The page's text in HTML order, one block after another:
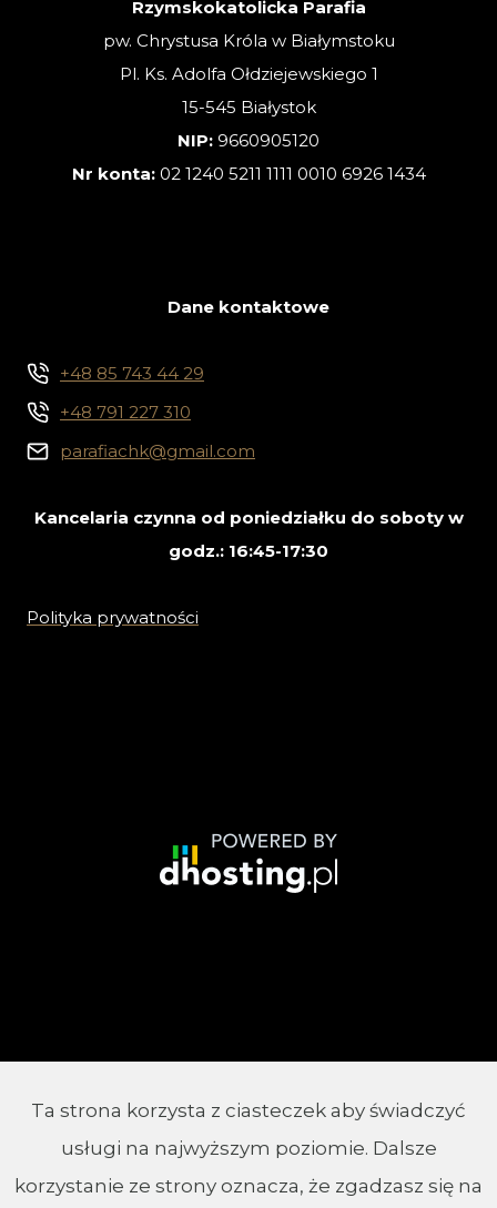
Rzymskokatolicka Parafia
pw. Chrystusa Króla w Białymstoku
Pl. Ks. Adolfa Ołdziejewskiego 1
15-545 Białystok
NIP: 9660905120
Nr konta: 02 1240 5211 1111 0010 6926 1434
Dane kontaktowe
+48 85 743 44 29
+48 791 227 310
parafiachk@gmail.com
Kancelaria czynna od poniedziałku do soboty w
godz.: 16:45-17:30
Polityka prywatności
Ta strona korzysta z ciasteczek aby świadczyć
usługi na najwyższym poziomie. Dalsze
korzystanie ze strony oznacza, że zgadzasz się na